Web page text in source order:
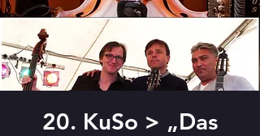
20. KuSo > „Das